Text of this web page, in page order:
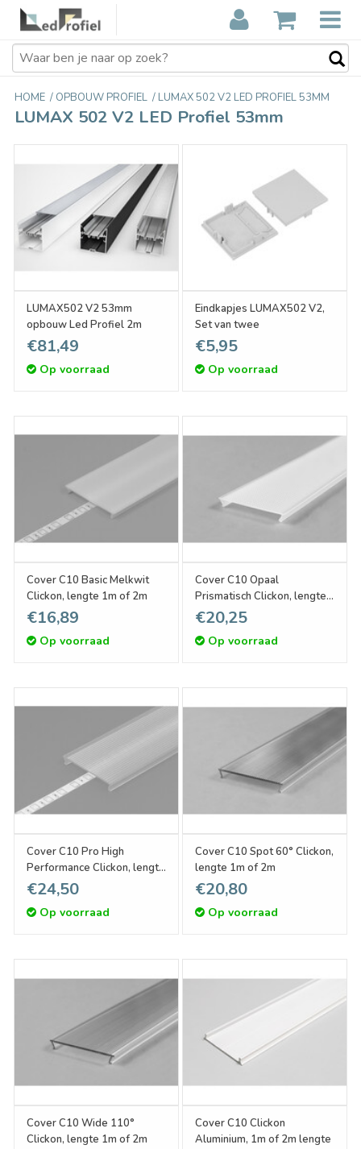
HOME / OPBOUW PROFIEL / LUMAX 502 V2 LED PROFIEL 53MM
LUMAX 502 V2 LED Profiel 53mm
LUMAX502 V2 53mm
opbouw Led Profiel 2m
€81,49
Op voorraad
Eindkapjes LUMAX502 V2,
Set van twee
€5,95
Op voorraad
Cover C10 Basic Melkwit
Clickon, lengte 1m of 2m
€16,89
Op voorraad
Cover C10 Opaal
Prismatisch Clickon, lengte
1m of 2m
€20,25
Op voorraad
Cover C10 Pro High
Performance Clickon, lengte
1m of 2m
€24,50
Op voorraad
Cover C10 Spot 60° Clickon,
lengte 1m of 2m
€20,80
Op voorraad
Cover C10 Wide 110°
Clickon, lengte 1m of 2m
Cover C10 Clickon
Aluminium, 1m of 2m lengte